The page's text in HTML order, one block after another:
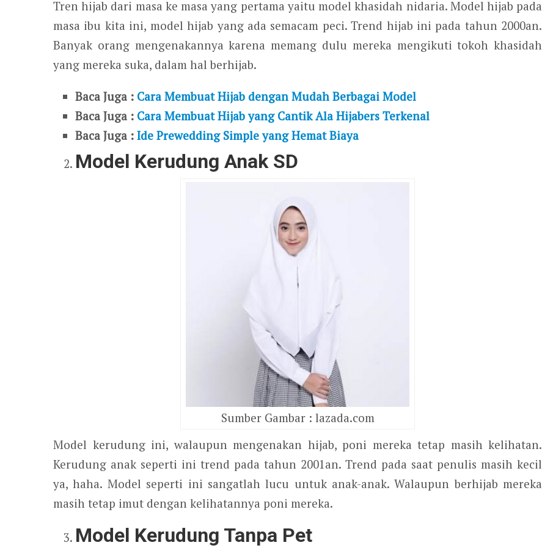
Tren hijab dari masa ke masa yang pertama yaitu model khasidah nidaria. Model hijab pada
masa ibu kita ini, model hijab yang ada semacam peci. Trend hijab ini pada tahun 2000an.
Banyak orang mengenakannya karena memang dulu mereka mengikuti tokoh khasidah
yang mereka suka, dalam hal berhijab.
Baca Juga : Cara Membuat Hijab dengan Mudah Berbagai Model
Baca Juga : Cara Membuat Hijab yang Cantik Ala Hijabers Terkenal
Baca Juga :Ide Prewedding Simple yang Hemat Biaya
Model Kerudung Anak SD
Sumber Gambar : lazada.com
Model kerudung ini, walaupun mengenakan hijab, poni mereka tetap masih kelihatan.
Kerudung anak seperti ini trend pada tahun 2001an. Trend pada saat penulis masih kecil
ya, haha. Model seperti ini sangatlah lucu untuk anak-anak. Walaupun berhijab mereka
masih tetap imut dengan kelihatannya poni mereka.
Model Kerudung Tanpa Pet